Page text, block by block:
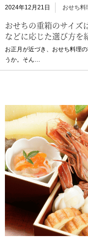
2024年12月21日 おせち料
おせちの重箱のサイズ
などに応じた選び方を
お正月が近づき、おせち料理
うか。そん…